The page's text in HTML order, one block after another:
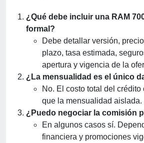
¿Qué debe incluir una RAM
formal?
Debe detallar versión,
plazo, tasa estimada,
apertura y vigencia de la
¿La mensualidad es el único
No. El costo total del crédito
que la mensualidad aislada.
¿Puedo negociar la comisión
En algunos casos sí.
financiera y promociones